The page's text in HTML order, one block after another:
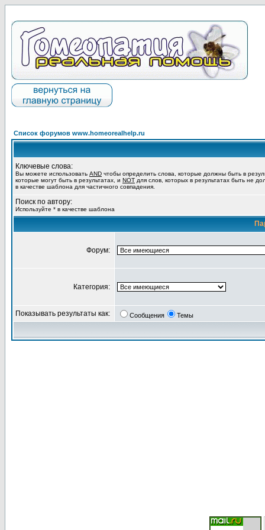
Список форумов www.homeorealhelp.ru
Ключевые слова:
Вы можете использовать AND чтобы определить слова, которые должны быть в
которые могут быть в результатах, и NOT для слов, которых в результатах быть не
в качестве шаблона для частичного совпадения.
Поиск по автору:
Используйте * в качестве шаблона
Форум:
Категория:
Показывать результаты как: Сообщения Темы